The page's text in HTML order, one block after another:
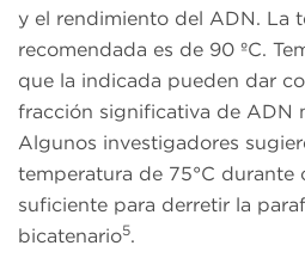
y el rendimiento del ADN. La
recomendada es de 90 ºC.
que la indicada pueden dar
fracción significativa de ADN
Algunos investigadores
temperatura de 75°C durante
suficiente para derretir la
bicatenario5.